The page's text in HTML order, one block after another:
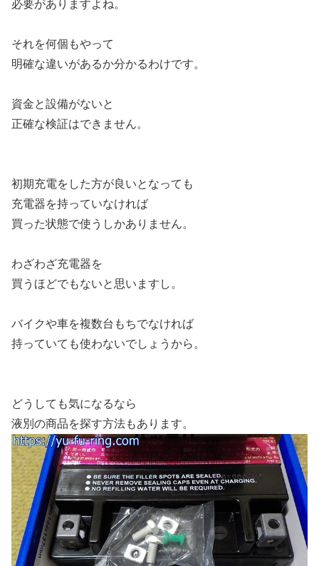
必要がありますよね。
それを何個もやって
明確な違いがあるか分かるわけです。
資金と設備がないと
正確な検証はできません。
初期充電をした方が良いとなっても
充電器を持っていなければ
買った状態で使うしかありません。
わざわざ充電器を
買うほどでもないと思いますし。
バイクや車を複数台もちでなければ
持っていても使わないでしょうから。
どうしても気になるなら
液別の商品を探す方法もあります。